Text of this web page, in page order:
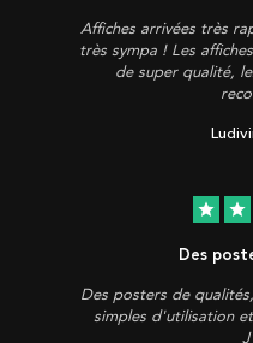
Affiches arrivées très
très sympa ! Les
de super qualité,
star star
Des
Des posters de
simples d'utilisation